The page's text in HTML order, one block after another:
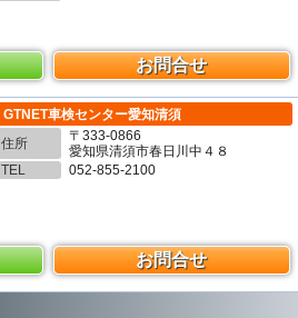
お問合せ
GTNET車検センター愛知清須
住所
〒333-0866
愛知県清須市春日川中４８
TEL
052-855-2100
お問合せ